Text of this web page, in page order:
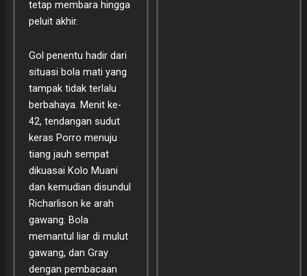
tetap membara hingga
peluit akhir.
Gol penentu hadir dari
situasi bola mati yang
tampak tidak terlalu
berbahaya. Menit ke-
42, tendangan sudut
keras Porro menuju
tiang jauh sempat
dikuasai Kolo Muani
dan kemudian disundul
Richarlison ke arah
gawang. Bola
memantul liar di mulut
gawang, dan Gray
dengan pembacaan